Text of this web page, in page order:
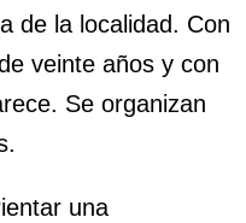
de la localidad. Con
veinte años y con
Se organizan
una